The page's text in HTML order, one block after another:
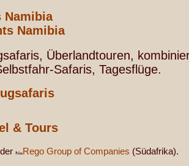
Namibia
Namibia
Überlandtouren,
Safaris, Tagesflüge.
& Tours
Rego Group of Companies (Südafrika).